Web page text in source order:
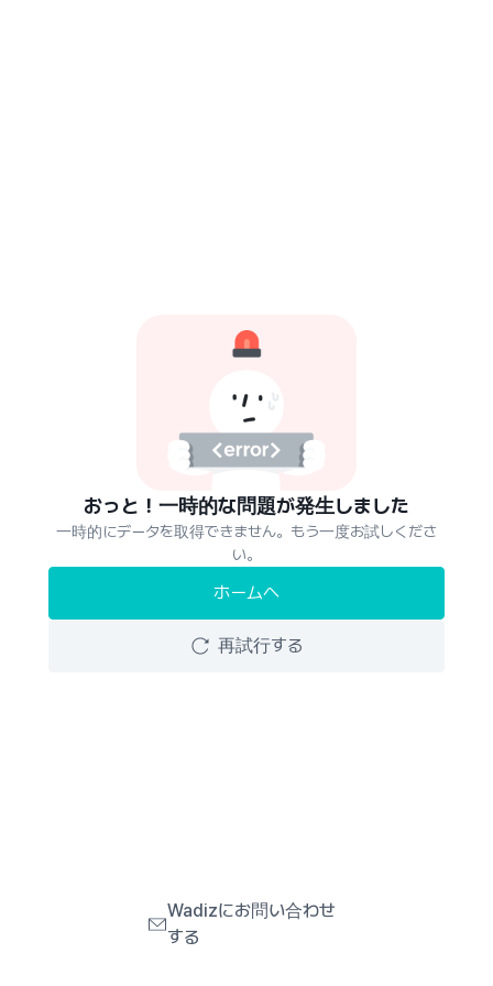
おっと！一時的な問題が発生しました
一時的にデータを取得できません。もう一度お試しくださ
い。
ホームへ
再試行する
Wadizにお問い合わせ
する